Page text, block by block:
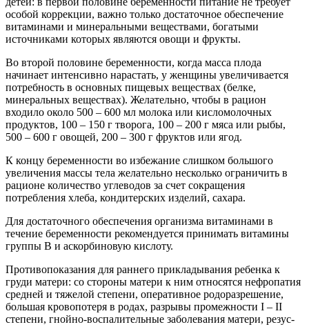
особой коррекции, важно только достаточное обеспечение
витаминами и минеральными веществами, богатыми
источниками которых являются овощи и фрукты.
Во второй половине беременности, когда масса плода
начинает интенсивно нарастать, у женщины увеличивается
потребность в основных пищевых веществах (белке,
минеральных веществах). Желательно, чтобы в рацион
входило около 500 – 600 мл молока или кисломолочных
продуктов, 100 – 150 г творога, 100 – 200 г мяса или рыбы,
500 – 600 г овощей, 200 – 300 г фруктов или ягод.
К концу беременности во избежание слишком большого
увеличения массы тела желательно несколько ограничить в
рационе количество углеводов за счет сокращения
потребления хлеба, кондитерских изделий, сахара.
Для достаточного обеспечения организма витаминами в
течение беременности рекомендуется принимать витамины
группы В и аскорбиновую кислоту.
Противопоказания для раннего прикладывания ребенка к
груди матери: со стороны матери к ним относятся нефропатия
средней и тяжелой степени, оперативное родоразрешение,
большая кровопотеря в родах, разрывы промежности I – II
степени, гнойно-воспалительные заболевания матери, резус-